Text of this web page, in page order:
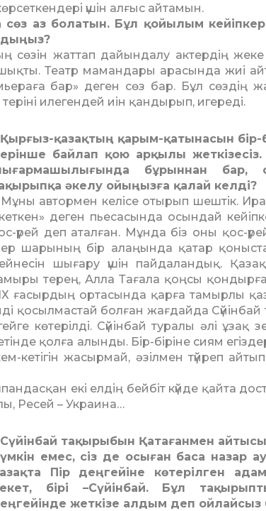
үшін алғыс ай­тамын.
аз болатын. Бұл қойы­лым
сөзін жаттап дайындалу актердің жеке
Театр мамандары ара­сында жиі
бар» деген сөз бар. Бұл сөз­дің
илегендей иін қандырып, иге­реді.
қазақтың қарым-қа­тынасын бір-
бай­лап қою арқылы
бұ­рын­нан
әкелу ойыңызға қалай келді?
автормен келісе оты­рып шештік.
деген пьесасында осын­дай
үрей деп аталған. Мұнда біз оны қос-
ша­рының бір алаңында қатар
шығару үшін пайдаландық.
терең, Алла Тағала қоңсы
ғасырдың ортасында қар­ға тамырлы
қосылмастай болған жағ­дайда Сүйінбай
көтерілді. Сүйінбай туралы әлі ұзақ
қолға алынды. Бір-біріне сиям
ке­тігін жасырмай, әзілмен түйреп
екі елдің бей­біт күйде қайта
Ресей – Украи­на…
тақырыбын Қата­ғанмен
емес, сіз де осыған баса назар
Пір дең­гейі­не көтерілген
бірі –Сүйінбай. Бұл
жет­кізе алдым деп ойлайсыз